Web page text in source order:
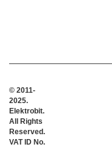
© 2011-
2025.
Elektrobit.
All Rights
Reserved.
VAT ID No.